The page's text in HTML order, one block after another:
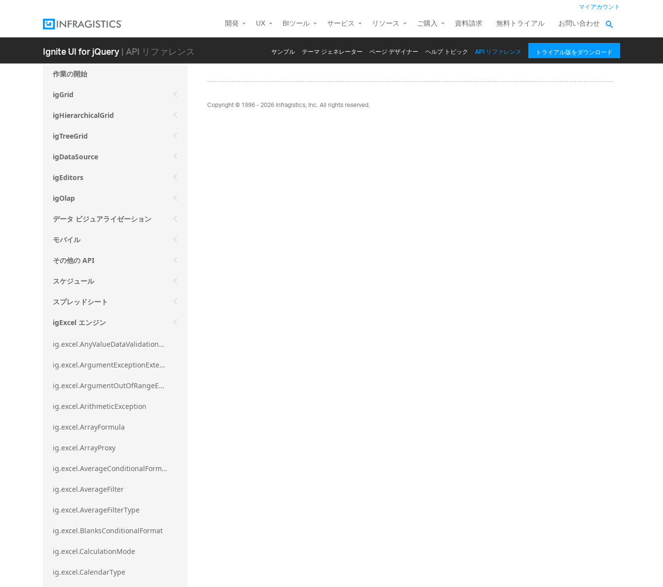
マイアカウント
開発 UX BIツール サービス リソース ご購入 資料請求 無料トライアル お問い合わせ
Ignite UI for jQuery| API リファレンス サンプル テーマ ジェネレーター ページ デザイナー ヘルプ トピック API リファレンス トライアル版をダウンロード
作業の開始
igGrid
igHierarchicalGrid
igTreeGrid
igDataSource
igEditors
igOlap
データ ビジュアライゼーション
モバイル
その他の API
スケジュール
スプレッドシート
igExcel エンジン
ig.excel.AnyValueDataValidationRule
ig.excel.ArgumentExceptionExtension
ig.excel.ArgumentOutOfRangeExceptionExtension
ig.excel.ArithmeticException
ig.excel.ArrayFormula
ig.excel.ArrayProxy
ig.excel.AverageConditionalFormat
ig.excel.AverageFilter
ig.excel.AverageFilterType
ig.excel.BlanksConditionalFormat
ig.excel.CalculationMode
ig.excel.CalendarType
Copyright © 1996 - 2026Infragistics, Inc. All rights reserved.